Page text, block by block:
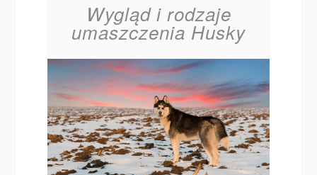
Wygląd i rodzaje
umaszczenia Husky